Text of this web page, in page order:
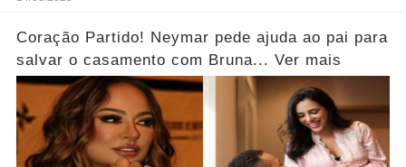
Coração Partido! Neymar pede ajuda ao pai para
salvar o casamento com Bruna... Ver mais